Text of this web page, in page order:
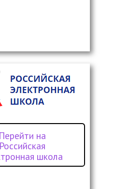
Перейти на
Российская
школа